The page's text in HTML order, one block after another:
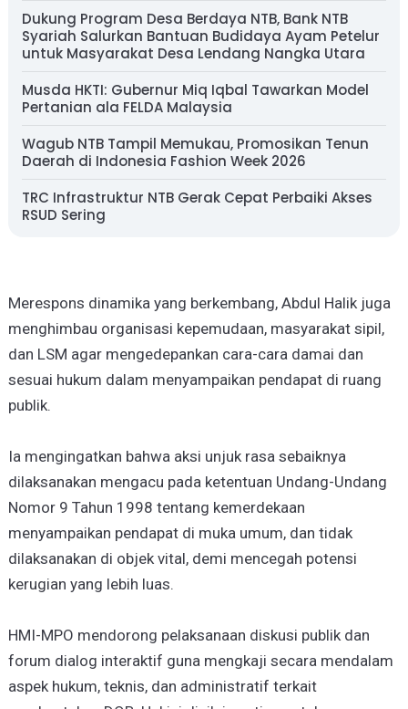
Dukung Program Desa Berdaya NTB, Bank NTB
Syariah Salurkan Bantuan Budidaya Ayam Petelur
untuk Masyarakat Desa Lendang Nangka Utara
Musda HKTI: Gubernur Miq Iqbal Tawarkan Model
Pertanian ala FELDA Malaysia
Wagub NTB Tampil Memukau, Promosikan Tenun
Daerah di Indonesia Fashion Week 2026
TRC Infrastruktur NTB Gerak Cepat Perbaiki Akses
RSUD Sering
Merespons dinamika yang berkembang, Abdul Halik juga
menghimbau organisasi kepemudaan, masyarakat sipil,
dan LSM agar mengedepankan cara-cara damai dan
sesuai hukum dalam menyampaikan pendapat di ruang
publik.
Ia mengingatkan bahwa aksi unjuk rasa sebaiknya
dilaksanakan mengacu pada ketentuan Undang-Undang
Nomor 9 Tahun 1998 tentang kemerdekaan
menyampaikan pendapat di muka umum, dan tidak
dilaksanakan di objek vital, demi mencegah potensi
kerugian yang lebih luas.
HMI-MPO mendorong pelaksanaan diskusi publik dan
forum dialog interaktif guna mengkaji secara mendalam
aspek hukum, teknis, dan administratif terkait